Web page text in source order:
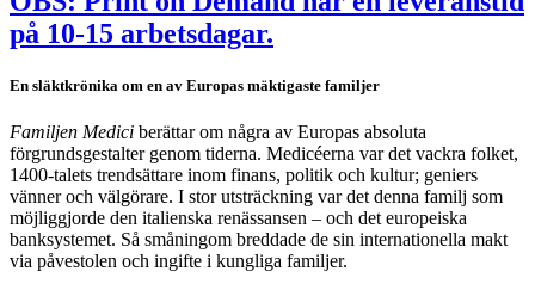
på 10-15 arbetsdagar.
En släktkrönika om en av Europas mäktigaste familjer
Familjen Medici berättar om några av Europas absoluta
förgrundsgestalter genom tiderna. Medicéerna var det vackra folket,
1400-talets trendsättare inom finans, politik och kultur; geniers
vänner och välgörare. I stor utsträckning var det denna familj som
möjliggjorde den italienska renässansen – och det europeiska
banksystemet. Så småningom breddade de sin internationella makt
via påvestolen och ingifte i kungliga familjer.